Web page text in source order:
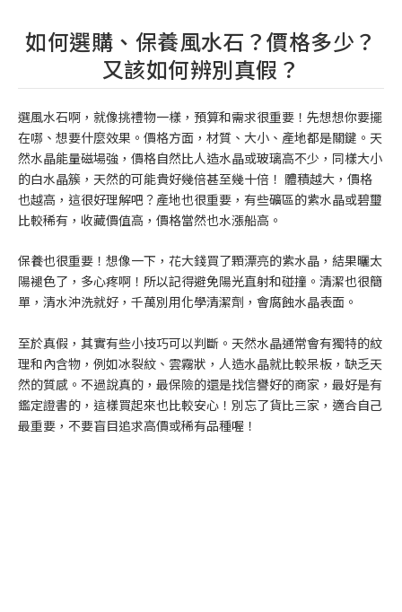
如何選購、保養風水石？價格多少？
又該如何辨別真假？
選風水石啊，就像挑禮物一樣，預算和需求很重要！先想想你要擺
在哪、想要什麼效果。價格方面，材質、大小、產地都是關鍵。天
然水晶能量磁場強，價格自然比人造水晶或玻璃高不少，同樣大小
的白水晶簇，天然的可能貴好幾倍甚至幾十倍！ 體積越大，價格
也越高，這很好理解吧？產地也很重要，有些礦區的紫水晶或碧璽
比較稀有，收藏價值高，價格當然也水漲船高。
保養也很重要！想像一下，花大錢買了顆漂亮的紫水晶，結果曬太
陽褪色了，多心疼啊！所以記得避免陽光直射和碰撞。清潔也很簡
單，清水沖洗就好，千萬別用化學清潔劑，會腐蝕水晶表面。
至於真假，其實有些小技巧可以判斷。天然水晶通常會有獨特的紋
理和內含物，例如冰裂紋、雲霧狀，人造水晶就比較呆板，缺乏天
然的質感。不過說真的，最保險的還是找信譽好的商家，最好是有
鑑定證書的，這樣買起來也比較安心！別忘了貨比三家，適合自己
最重要，不要盲目追求高價或稀有品種喔！